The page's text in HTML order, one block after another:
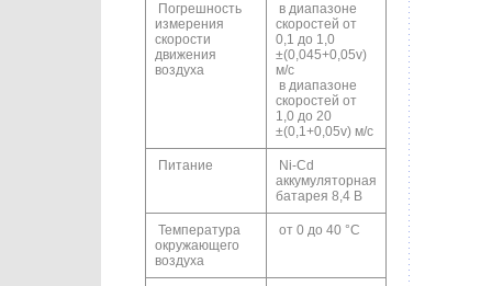
Погрешность
измерения
скорости
движения
воздуха
в диапазоне
скоростей от
0,1 до 1,0
±(0,045+0,05v)
м/с
в диапазоне
скоростей от
1,0 до 20
±(0,1+0,05v) м/с
Питание
Ni-Cd
аккумуляторная
батарея 8,4 В
Температура
окружающего
воздуха
от 0 до 40 °С